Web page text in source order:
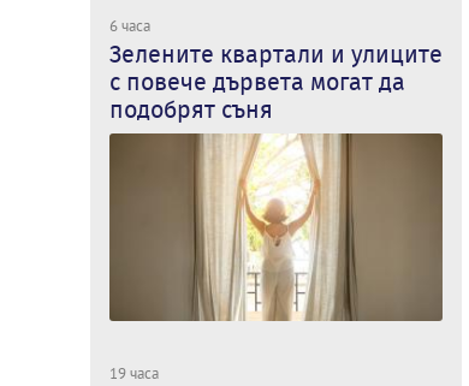
6 часа
Зелените квартали и улиците
с повече дървета могат да
подобрят съня
19 часа